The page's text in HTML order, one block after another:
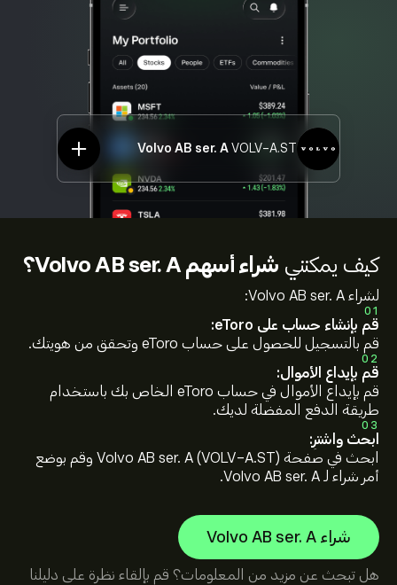
Volvo AB ser. AVOLV-A.ST
كيف يمكنني شراء أسهم Volvo AB ser. A؟
لشراء Volvo AB ser. A:
01
قم بإنشاء حساب على eToro:
قم بالتسجيل للحصول على حساب eToro وتحقق من هويتك.
02
قم بإيداع الأموال:
قم بإيداع الأموال في حساب eToro الخاص بك باستخدام
طريقة الدفع المفضلة لديك.
03
ابحث واشترِ:
ابحث في صفحة Volvo AB ser. A (VOLV-A.ST) وقم بوضع
أمر شراء لـ Volvo AB ser. A.
شراء Volvo AB ser. A
هل تبحث عن مزيد من المعلومات؟ قم بإلقاء نظرة على دليلنا